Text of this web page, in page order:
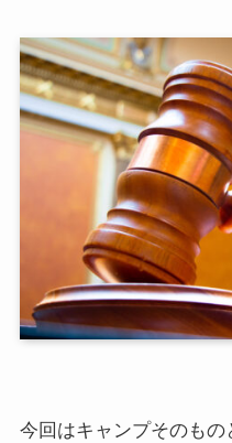
今回はキャンプそのもの